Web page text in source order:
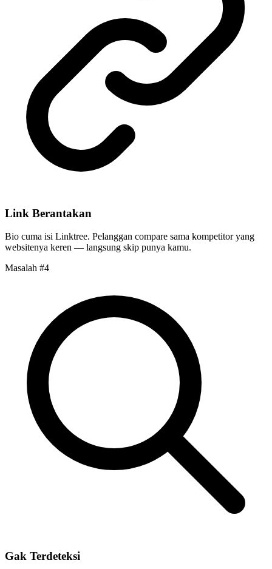
Link Berantakan
Bio cuma isi Linktree. Pelanggan compare sama kompetitoryang
websitenya keren — langsung skip punya kamu.
Masalah #4
Gak Terdeteksi